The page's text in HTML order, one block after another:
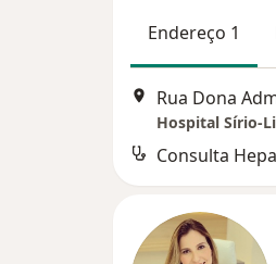
Endereço 1
Rua Dona
Hospital Sírio-
Consulta